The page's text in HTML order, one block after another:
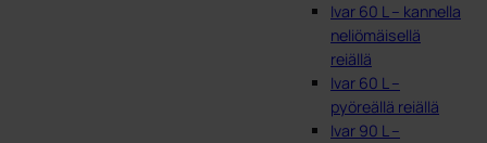
Ivar 60 L – kannella
neliömäisellä
reiällä
Ivar 60 L –
pyöreällä reiällä
Ivar 90 L –